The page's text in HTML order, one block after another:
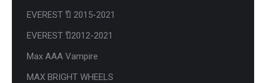
EVEREST ปี 2015-2021
EVEREST ปี2012-2021
Max AAA Vampire
MAX BRIGHT WHEELS